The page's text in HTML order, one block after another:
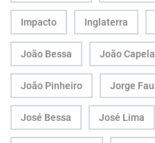
Impacto Inglaterra
João Bessa João Capela
João Pinheiro Jorge
José Bessa José Lima